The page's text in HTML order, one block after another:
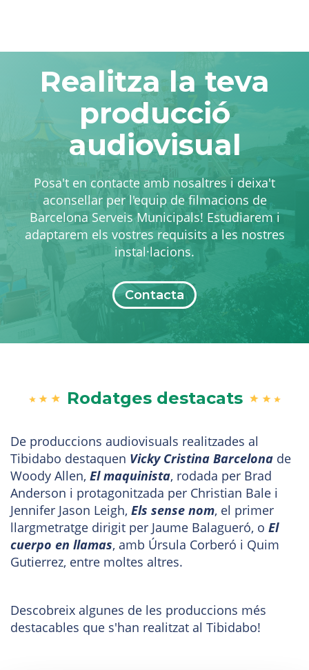
Realitza la teva
producció
audiovisual
Posa't en contacte amb nosaltres i deixa't
aconsellar per l'equip de filmacions de
Barcelona Serveis Municipals! Estudiarem i
adaptarem els vostres requisits a les nostres
instal·lacions.
Contacta
Rodatges destacats
De produccions audiovisuals realitzades al
Tibidabo destaquen Vicky Cristina Barcelona de
Woody Allen, El maquinista, rodada per Brad
Anderson i protagonitzada per Christian Bale i
Jennifer Jason Leigh, Els sense nom, el primer
llargmetratge dirigit per Jaume Balagueró, o El
cuerpo en llamas, amb Úrsula Corberó i Quim
Gutierrez, entre moltes altres.
Descobreix algunes de les produccions més
destacables que s'han realitzat al Tibidabo!